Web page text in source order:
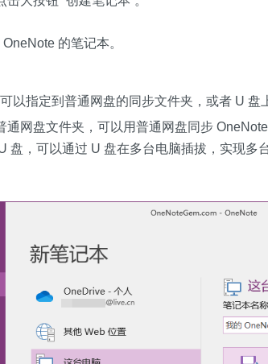
的笔记本。
以指定到普通网盘的同步文件夹，或者 U 盘
通网盘文件夹，可以用普通网盘同步
盘，可以通过 U 盘在多台电脑插拔，实现多